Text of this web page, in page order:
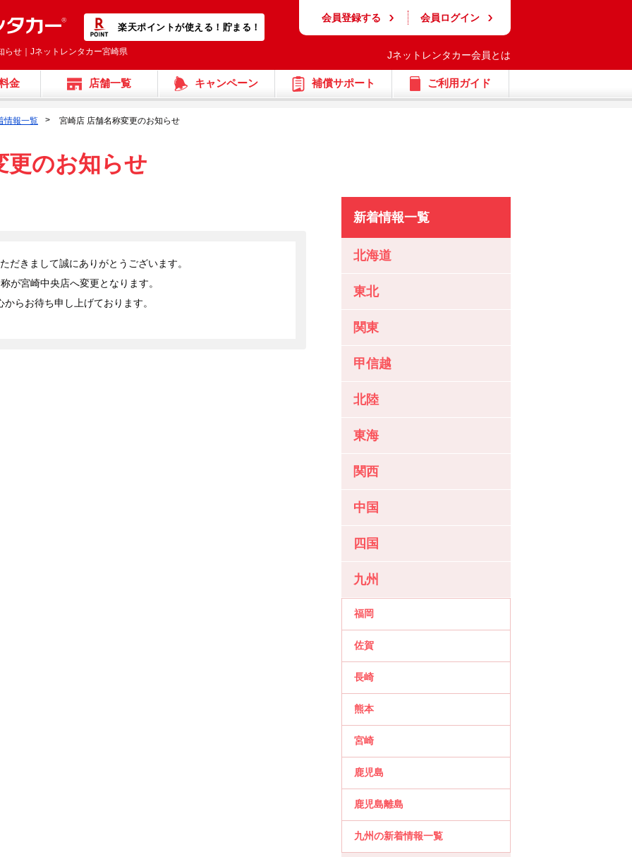
らせ｜Jネットレンタカー宮崎県
会員登録する 会員ログイン
Jネットレンタカー会員とは
楽天ポイントが使える！貯まる！
金 店舗一覧 キャンペーン 補償サポート ご利用ガイド
情報一覧 宮崎店 店舗名称変更のお知らせ
更のお知らせ
だきまして誠にありがとうございます。
が宮崎中央店へ変更となります。
らお待ち申し上げております。
新着情報一覧
北海道
東北
関東
甲信越
北陸
東海
関西
中国
四国
九州
福岡
佐賀
長崎
熊本
宮崎
鹿児島
鹿児島離島
九州の新着情報一覧